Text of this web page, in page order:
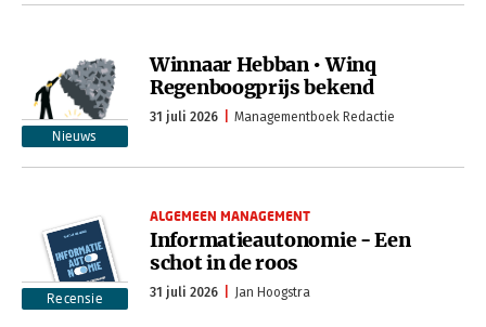
Nieuws
Winnaar Hebban • Winq
Regenboogprijs bekend
31 juli 2026 Managementboek Redactie
Recensie
ALGEMEEN MANAGEMENT
Informatieautonomie - Een
schot in de roos
31 juli 2026 Jan Hoogstra